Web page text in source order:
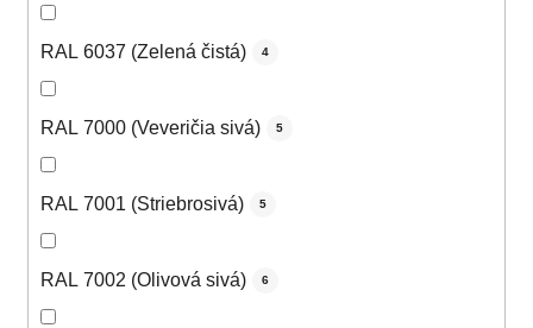
RAL 6037 (Zelená čistá) 4
RAL 7000 (Veveričia sivá) 5
RAL 7001 (Striebrosivá) 5
RAL 7002 (Olivová sivá) 6